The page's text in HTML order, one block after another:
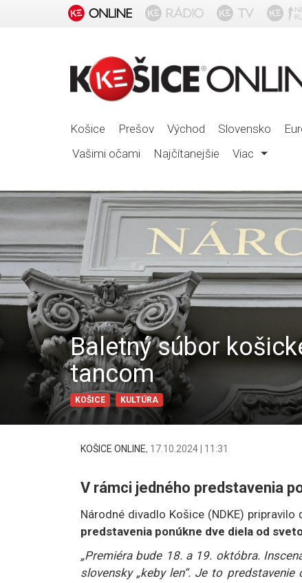
Košice Prešov Východ Slovensko
Vašimi očami
Najčítanejšie Viac
Baletný súbor
tancom
KOŠICE KULTÚRA
KOŠICE ONLINE, 17.10.2024 | 11:31
V rámci jedného predstavenia
Národné divadlo Košice (NDKE)
predstavenia ponúkne dve diela od
„Premiéra bude 18. a 19. októbra.
slovensky „keby len“. Je to